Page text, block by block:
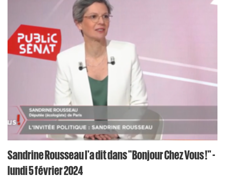
Sandrine Rousseau l'a dit dans "Bonjour Chez Vous !" -
lundi 5 février 2024